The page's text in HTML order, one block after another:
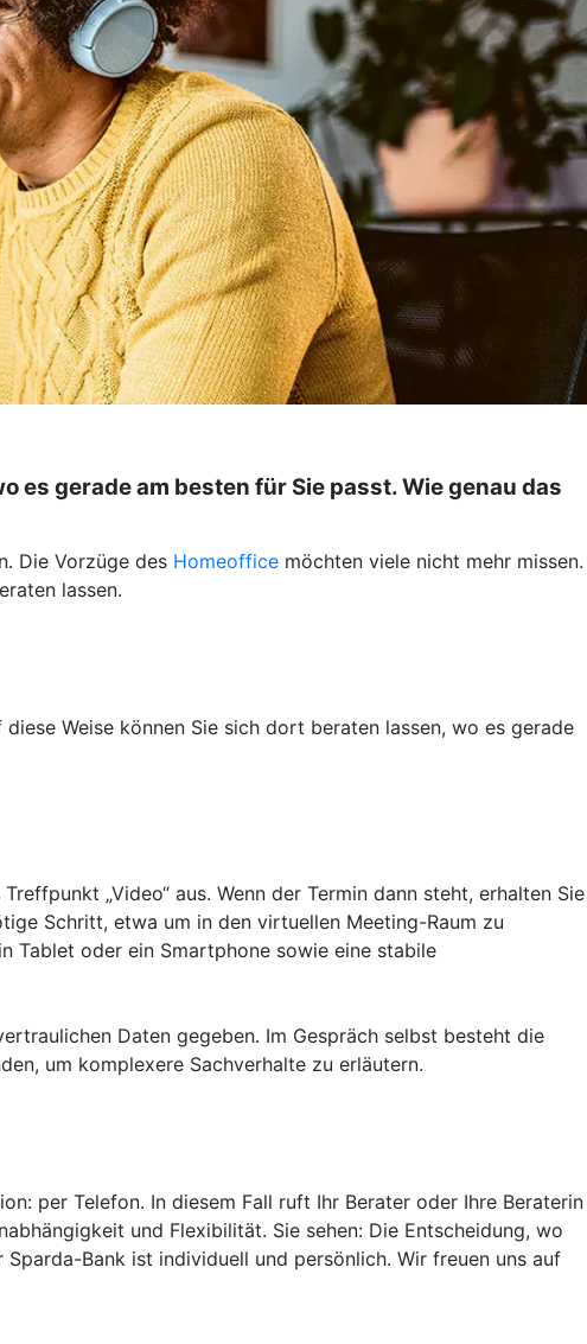
es gerade am besten für Sie passt. Wie genau das
Die Vorzüge des Homeoffice möchten viele nicht mehr missen.
lassen.
Weise können Sie sich dort beraten lassen, wo es gerade
„Video“ aus. Wenn der Termin dann steht, erhalten Sie
Schritt, etwa um in den virtuellen Meeting-Raum zu
Tablet oder ein Smartphone sowie eine stabile
Daten gegeben. Im Gespräch selbst besteht die
um komplexere Sachverhalte zu erläutern.
per Telefon. In diesem Fall ruft Ihr Berater oder Ihre Beraterin
und Flexibilität. Sie sehen: Die Entscheidung, wo
Bank ist individuell und persönlich. Wir freuen uns auf